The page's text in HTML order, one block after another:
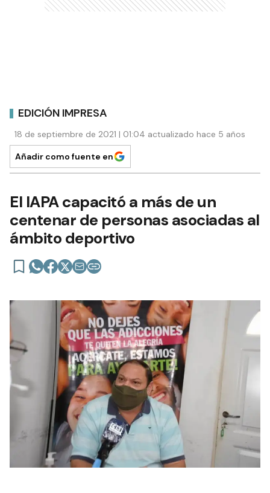
EDICIÓN IMPRESA
18 de septiembre de 2021 | 01:04 actualizado hace 5 años
Añadir como fuente en
El IAPA capacitó a más de un
centenar de personas asociadas al
ámbito deportivo